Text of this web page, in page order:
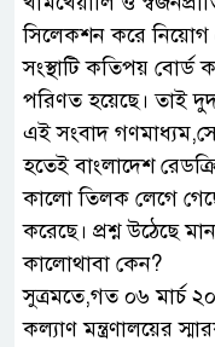
সিলেকশন করে
সংস্থাটি কতিপয় বোর্ড
পরিণত হয়েছে। তাই
এই সংবাদ
হতেই বাংলাদেশ
কালো তিলক লেগে
করেছে। প্রশ্ন উঠেছে
কালোথাবা কেন?
সুত্রমতে,গত ০৬ মার্চ
কল্যাণ মন্ত্রণালয়ের